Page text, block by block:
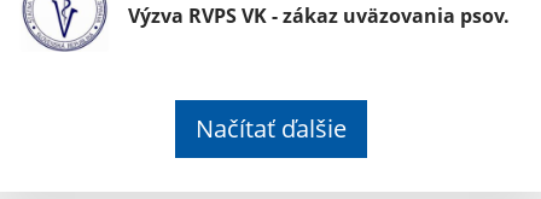
Výzva RVPS VK - zákaz uväzovania psov.
Načítať ďalšie